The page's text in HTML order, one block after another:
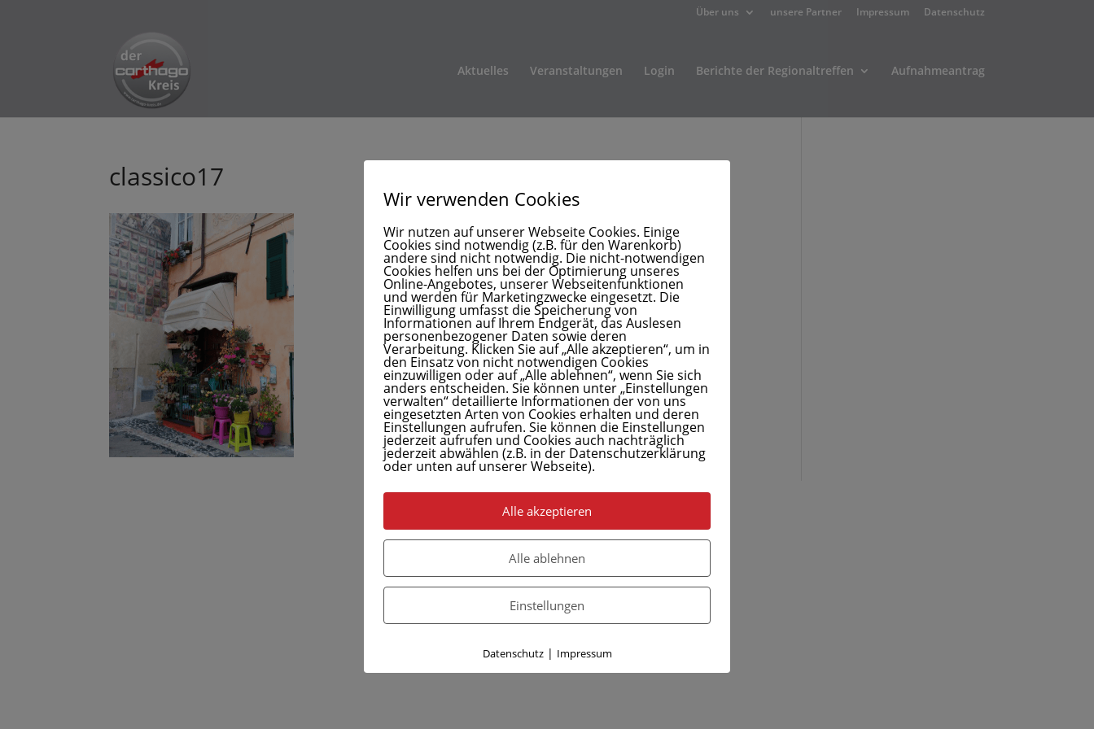
Über uns unsere Partner Impressum Datenschutz
Aktuelles Veranstaltungen Login Berichte der Regionaltreffen Aufnahmeantrag
classico17
Wir verwenden Cookies
Wir nutzen auf unserer Webseite Cookies. Einige
Cookies sind notwendig (z.B. für den Warenkorb)
andere sind nicht notwendig. Die nicht-notwendigen
Cookies helfen uns bei der Optimierung unseres
Online-Angebotes, unserer Webseitenfunktionen
und werden für Marketingzwecke eingesetzt. Die
Einwilligung umfasst die Speicherung von
Informationen auf Ihrem Endgerät, das Auslesen
personenbezogener Daten sowie deren
Verarbeitung. Klicken Sie auf „Alle akzeptieren“, um in
den Einsatz von nicht notwendigen Cookies
einzuwilligen oder auf „Alle ablehnen“, wenn Sie sich
anders entscheiden. Sie können unter „Einstellungen
verwalten“ detaillierte Informationen der von uns
eingesetzten Arten von Cookies erhalten und deren
Einstellungen aufrufen. Sie können die Einstellungen
jederzeit aufrufen und Cookies auch nachträglich
jederzeit abwählen (z.B. in der Datenschutzerklärung
oder unten auf unserer Webseite).
Alle akzeptieren
Alle ablehnen
Einstellungen
Datenschutz| Impressum